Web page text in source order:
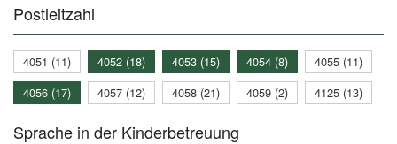
Postleitzahl
4051 (11) 4052 (18) 4053 (15) 4054 (8)
4055 (11)
4056 (17)
4057 (12) 4058 (21) 4059 (2) 4125 (13)
Sprache in der Kinderbetreuung